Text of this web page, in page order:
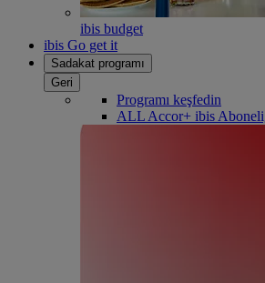
ibis budget
ibis Go get it
Sadakat programı
Geri
Programı keşfedin
ALL Accor+ ibis